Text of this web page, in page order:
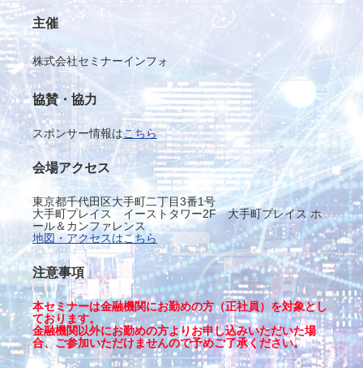
主催
株式会社セミナーインフォ
協賛・協力
スポンサー情報はこちら
会場アクセス
東京都千代田区大手町二丁目3番1号
大手町プレイス イーストタワー2F 大手町プレイス ホ
ール＆カンファレンス
地図・アクセスはこちら
注意事項
本セミナーは金融機関にお勤めの方（正社員）を対象とし
ております。
金融機関以外にお勤めの方よりお申し込みいただいた場
合、ご参加いただけませんので予めご了承ください。